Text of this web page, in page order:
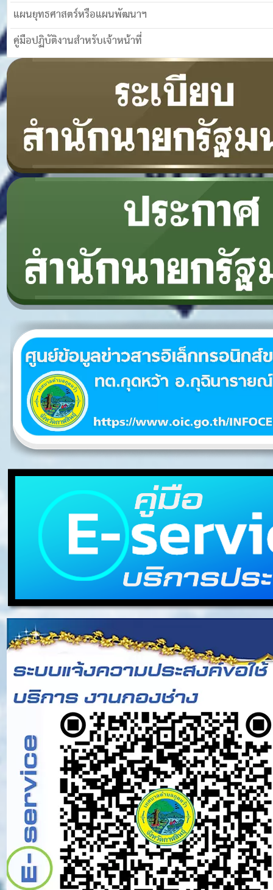
แผนยุทธศาสตร์หรือแผนพัฒนาฯ
คู่มือปฏิบัติงานสำหรับเจ้าหน้าที่